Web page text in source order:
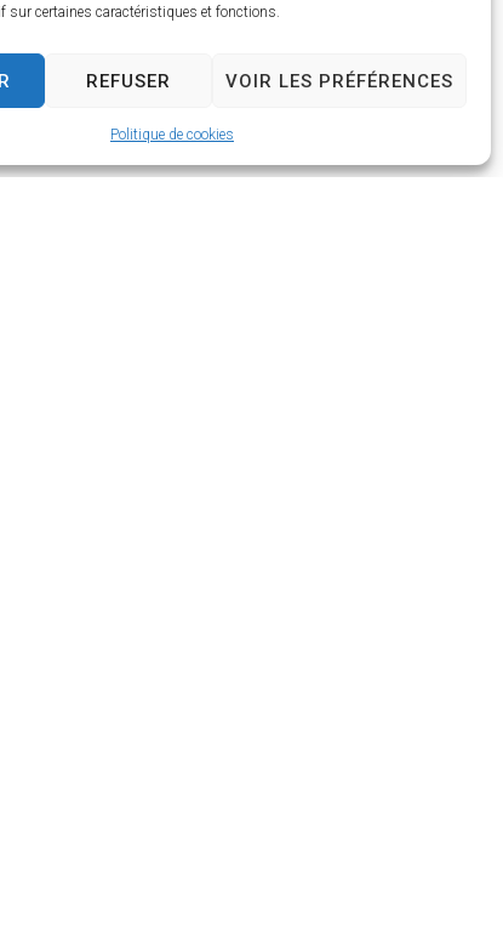
sur certaines caractéristiques et fonctions.
REFUSER VOIR LES PRÉFÉRENCES
Politique de cookies